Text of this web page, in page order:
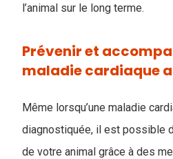
l’animal sur le long terme.
Prévenir et
maladie cardiaque
Même lorsqu’une maladie
diagnostiquée, il est possible
de votre animal grâce à des